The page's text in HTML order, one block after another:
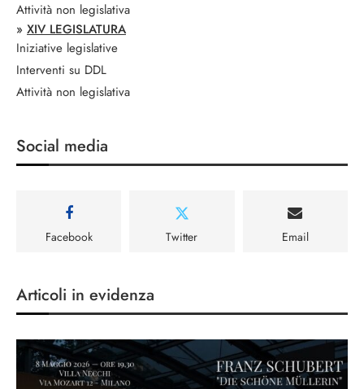
Attività non legislativa
» XIV LEGISLATURA
Iniziative legislative
Interventi su DDL
Attività non legislativa
Social media
Facebook Twitter Email
Articoli in evidenza